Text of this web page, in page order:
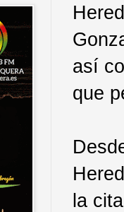
así
que
la